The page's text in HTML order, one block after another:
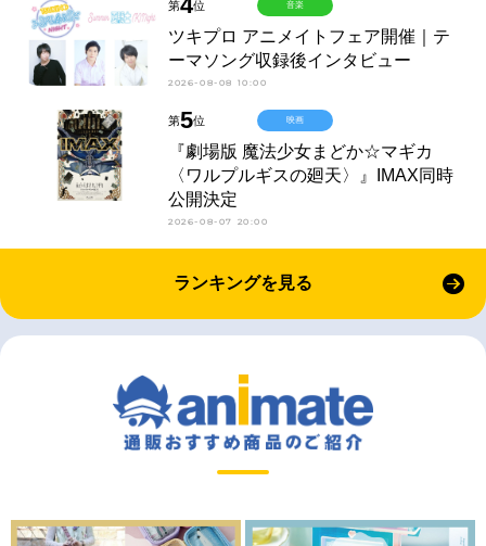
第 位
ツキプロ アニメイトフェア開催｜テ
ーマソング収録後インタビュー
2026-08-08 10:00
音楽
第5位
『劇場版 魔法少女まどか☆マギカ
〈ワルプルギスの廻天〉』IMAX同時
公開決定
2026-08-07 20:00
映画
ランキングを見る